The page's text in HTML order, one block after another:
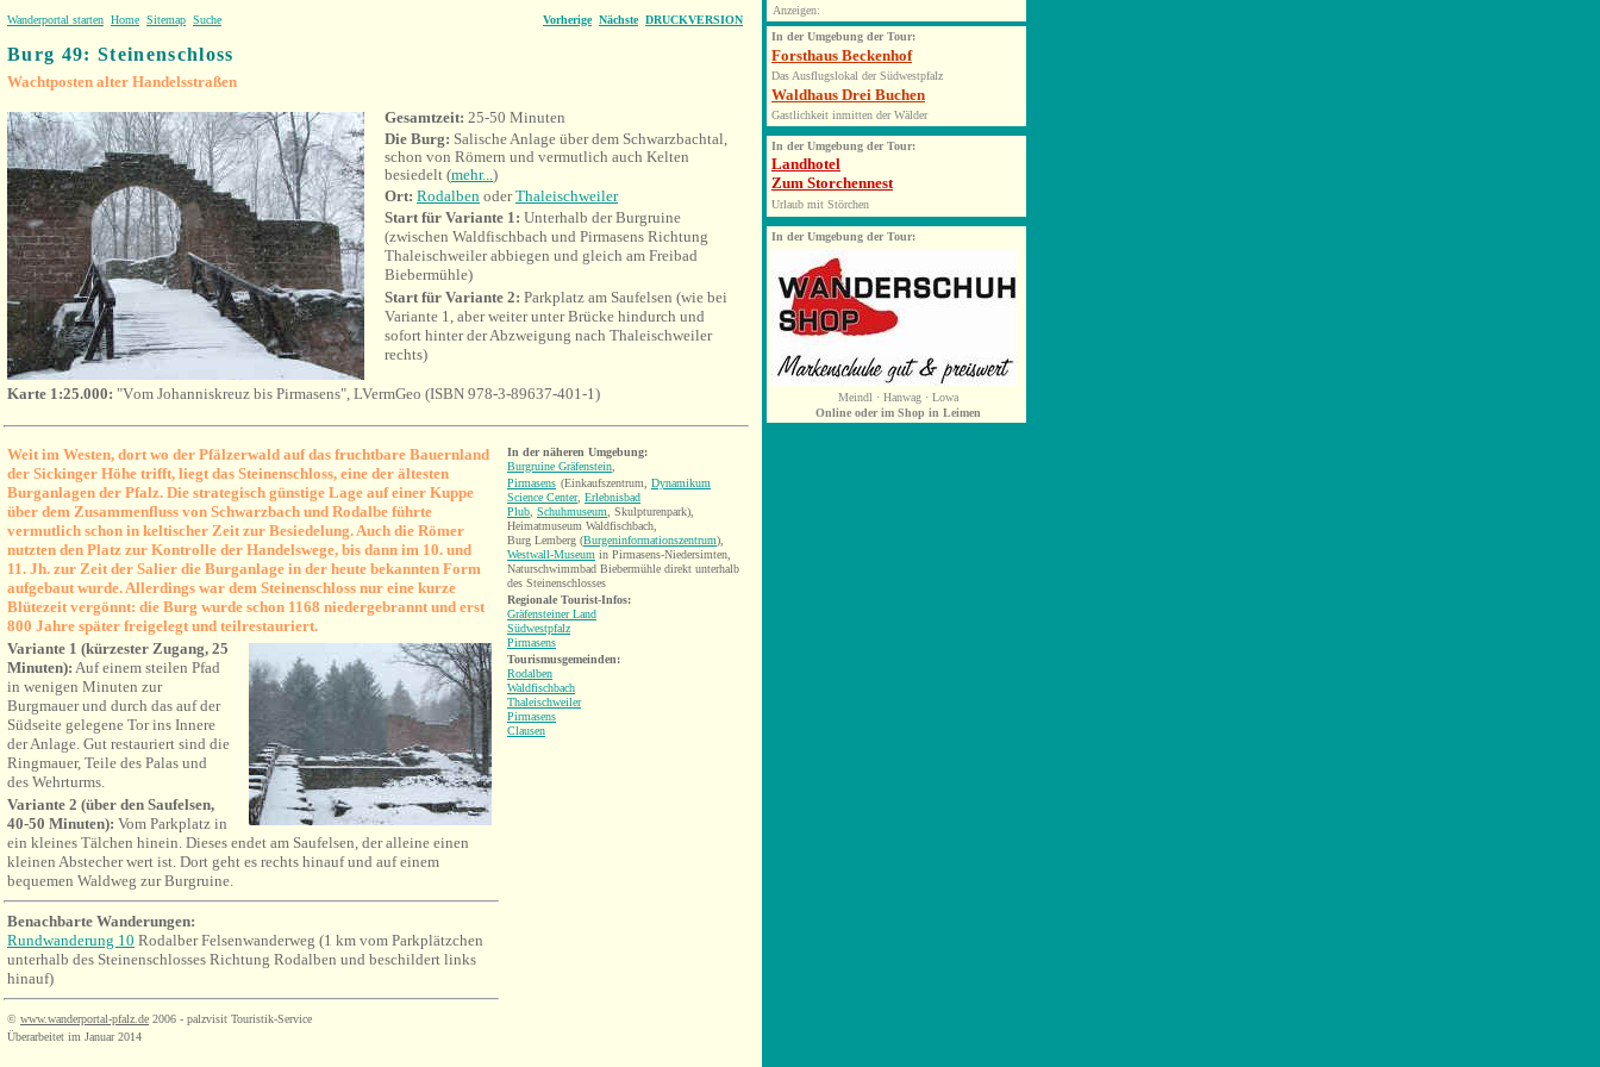
Wanderportal starten Home Sitemap Suche Vorherige Nächste DRUCKVERSION
Burg 49: Steinenschloss
Wachtposten alter Handelsstraßen
Gesamtzeit: 25-50 Minuten
Die Burg: Salische Anlage über dem Schwarzbachtal,
schon von Römern und vermutlich auch Kelten
besiedelt (mehr...)
Ort: Rodalben oderThaleischweiler
Start für Variante 1: Unterhalb der Burgruine
(zwischen Waldfischbach und Pirmasens Richtung
Thaleischweiler abbiegen und gleich am Freibad
Biebermühle)
Start für Variante 2: Parkplatz am Saufelsen (wie bei
Variante 1, aber weiter unter Brücke hindurch und
sofort hinter der Abzweigung nach Thaleischweiler
rechts)
Karte 1:25.000: "Vom Johanniskreuz bis Pirmasens", LVermGeo (ISBN 978-3-89637-401-1)
Weit im Westen, dort wo der Pfälzerwald auf das fruchtbare Bauernland
der Sickinger Höhe trifft, liegt das Steinenschloss, eine der ältesten
Burganlagen der Pfalz. Die strategisch günstige Lage auf einer Kuppe
über dem Zusammenfluss von Schwarzbach und Rodalbe führte
vermutlich schon in keltischer Zeit zur Besiedelung. Auch die Römer
nutzten den Platz zur Kontrolle der Handelswege, bis dann im 10. und
11. Jh. zur Zeit der Salier die Burganlage in der heute bekannten Form
aufgebaut wurde. Allerdings war dem Steinenschloss nur eine kurze
Blütezeit vergönnt: die Burg wurde schon 1168 niedergebrannt und erst
800 Jahre später freigelegt und teilrestauriert.
Variante 1 (kürzester Zugang, 25
Minuten): Auf einem steilen Pfad
in wenigen Minuten zur
Burgmauer und durch das auf der
Südseite gelegene Tor ins Innere
der Anlage. Gut restauriert sind die
Ringmauer, Teile des Palas und
des Wehrturms.
Variante 2 (über den Saufelsen,
40-50 Minuten): Vom Parkplatz in
ein kleines Tälchen hinein. Dieses endet am Saufelsen, der alleine einen
kleinen Abstecher wert ist. Dort geht es rechts hinauf und auf einem
bequemen Waldweg zur Burgruine.
Benachbarte Wanderungen:
Rundwanderung 10 Rodalber Felsenwanderweg (1 km vom Parkplätzchen
unterhalb des Steinenschlosses Richtung Rodalben und beschildert links
hinauf)
© www.wanderportal-pfalz.de 2006 - palzvisit Touristik-Service
Überarbeitet im Januar 2014
In der näheren Umgebung:
Burgruine Gräfenstein
Pirmasens (Einkaufszentrum, Dynamikum
Science Center, Erlebnisbad
Plub Schuhmuseum , Skulpturenpark),
Heimatmuseum Waldfischbach,
Burg Lemberg (Burgeninformationszentrum)
Westwall-Museum in Pirmasens-Niedersimten,
Naturschwimmbad Biebermühle direkt unterhalb
des Steinenschlosses
Regionale Tourist-Infos:
Gräfensteiner Land
Südwestpfalz
Pirmasens
Tourismusgemeinden:
Rodalben
Waldfischbach
Thaleischweiler
Pirmasens
Clausen
Anzeigen:
In der Umgebung der Tour:
Forsthaus Beckenhof
Das Ausflugslokal der Südwestpfalz
Waldhaus Drei Buchen
Gastlichkeit inmitten der Wälder
In der Umgebung der Tour:
Landhotel
Zum Storchennest
Urlaub mit Störchen
In der Umgebung der Tour:
Meindl · Hanwag · Lowa
Online oder im Shop in Leimen